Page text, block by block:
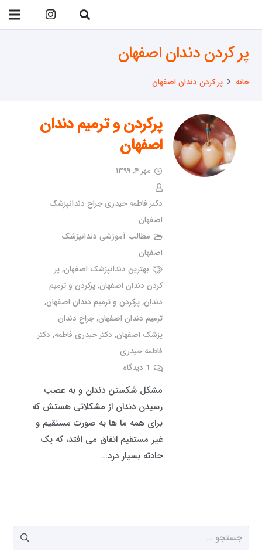
پر کردن دندان اصفهان
خانه پر کردن دندان اصفهان
پرکردن و ترمیم دندان
اصفهان
مهر ۴, ۱۳۹۹
دکتر فاطمه حیدری جراح دندانپزشک
اصفهان
مطالب آموزشی دندانپزشک
اصفهان
بهترین دندانپزشک اصفهان,پر
کردن دندان اصفهان,پرکردن و ترمیم
دندان,پرکردن و ترمیم دندان اصفهان,
ترمیم دندان اصفهان,جراح دندان
پزشک اصفهان, دکتر حیدری فاطمه, دکتر
فاطمه حیدری
1 دیدگاه
مشکل شکستن دندان و به عصب
رسیدن دندان از مشکلاتی هستش که
برای همه ما ها به صورت مستقیم و
غیر مستقیم اتفاق می افتد، که یک
حادثه بسیار درد…
جستجو